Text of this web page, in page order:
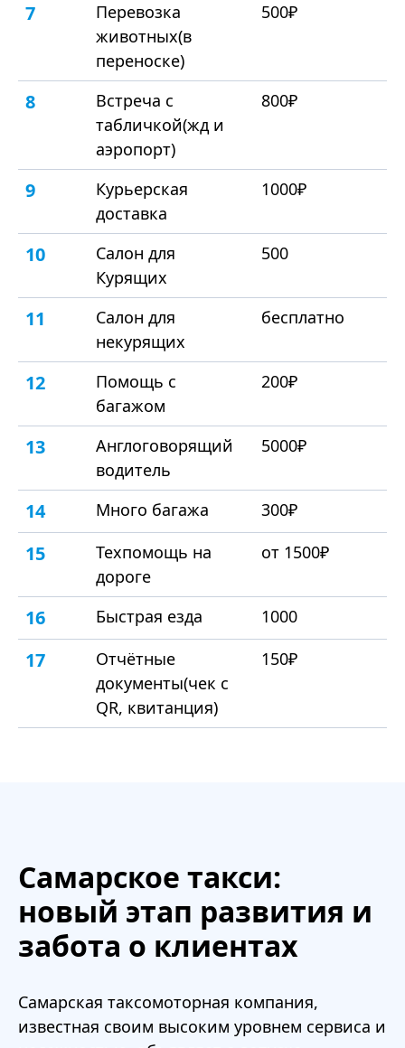
7
Перевозка
животных(в
переноске)
500₽
8
Встреча с
табличкой(жд и
аэропорт)
800₽
9
Курьерская
доставка
1000₽
10
Салон для
Курящих
500
11
Салон для
некурящих
бесплатно
12
Помощь с
багажом
200₽
13
Англоговорящий
водитель
5000₽
14 Много багажа 300₽
15
Техпомощь на
дороге
от 1500₽
16 Быстрая езда 1000
17
Отчётные
документы(чек с
QR, квитанция)
150₽
Самарское такси:
новый этап развития и
забота о клиентах
Самарская таксомоторная компания,
известная своим высоким уровнем сервиса и